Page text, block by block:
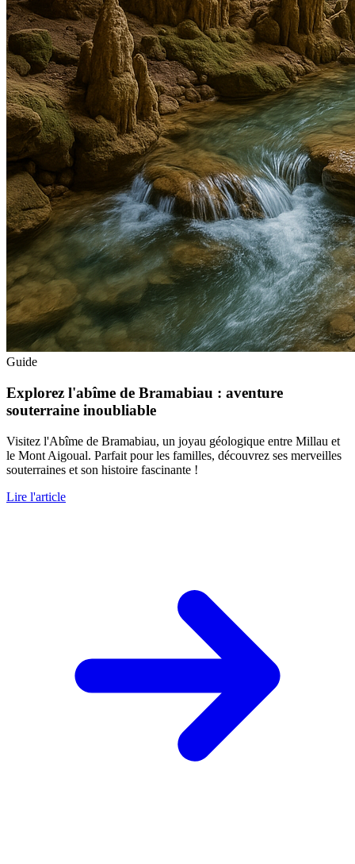
Guide
Explorez l'abîme de Bramabiau : aventure
souterraine inoubliable
Visitez l'Abîme de Bramabiau, un joyau géologique entre Millau et
le Mont Aigoual. Parfait pour les familles, découvrez ses merveilles
souterraines et son histoire fascinante !
Lire l'article